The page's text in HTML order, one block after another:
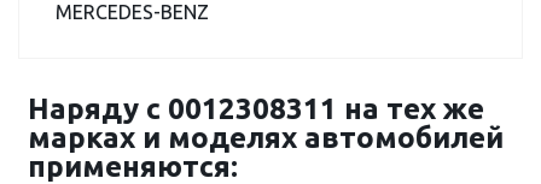
MERCEDES-BENZ
Наряду с 0012308311 на тех же
марках и моделях автомобилей
применяются: